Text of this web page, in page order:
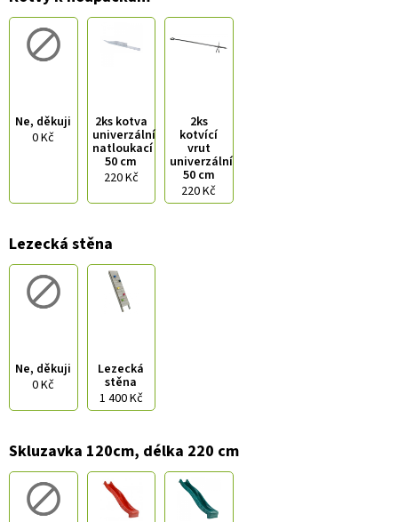
Ne, děkuji
0 Kč
2ks kotva
univerzální
natloukací
50 cm
220 Kč
2ks
kotvící
vrut
univerzální
50 cm
220 Kč
Lezecká stěna
Ne, děkuji
0 Kč
Lezecká
stěna
1 400 Kč
Skluzavka 120cm, délka 220 cm